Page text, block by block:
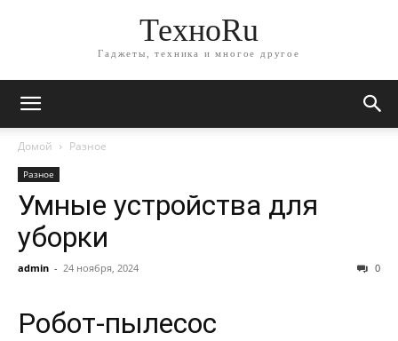
ТехноRu
Гаджеты, техника и многое другое
Домой Разное
Разное
Умные устройства для
уборки
admin - 24 ноября, 2024 0
Робот-пылесос